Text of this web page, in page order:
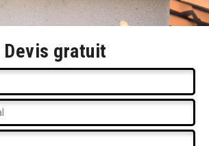
Devis gratuit